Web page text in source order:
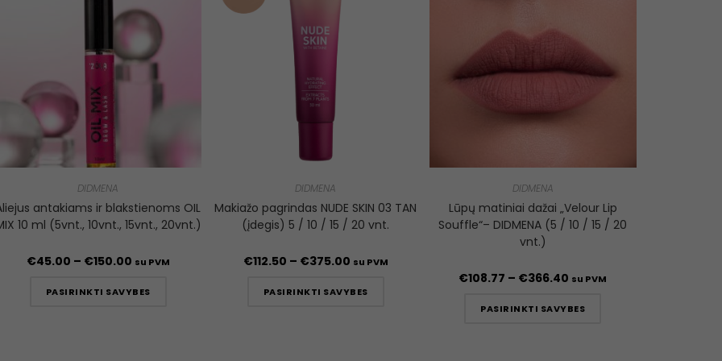
DIDMENA
antakiams ir blakstienoms OIL
10 ml (5vnt., 10vnt., 15vnt., 20vnt.)
€45.00 – €150.00 su PVM
PASIRINKTI SAVYBES
DIDMENA
Makiažo pagrindas NUDE SKIN 03 TAN
(įdegis) 5 / 10 / 15 / 20 vnt.
€112.50 – €375.00 su PVM
PASIRINKTI SAVYBES
DIDMENA
Lūpų matiniai dažai „Velour Lip
Souffle“– DIDMENA (5 / 10 / 15 / 20
vnt.)
€108.77 – €366.40 su PVM
PASIRINKTI SAVYBES